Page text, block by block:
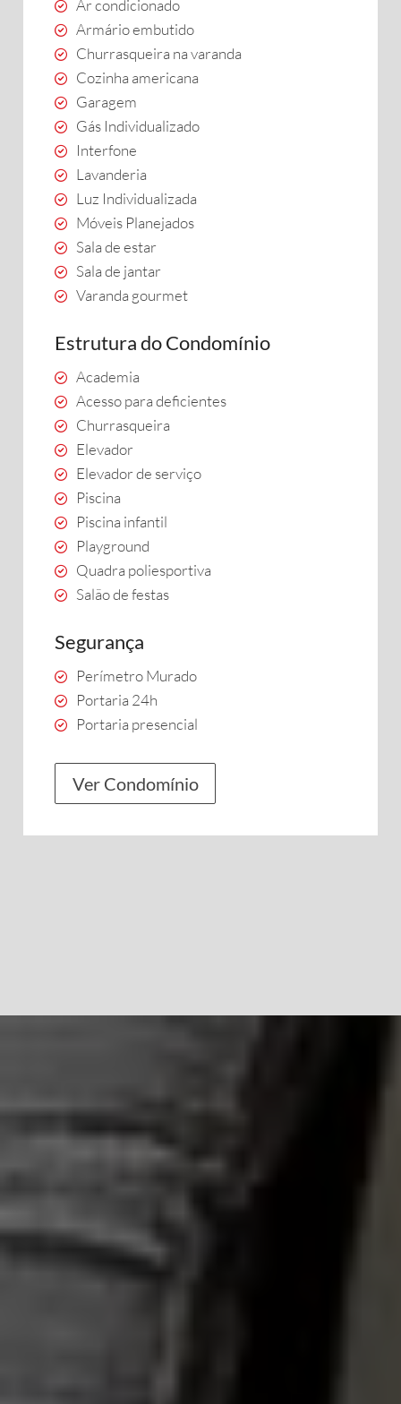
Ar condicionado
Armário embutido
Churrasqueira na varanda
Cozinha americana
Garagem
Gás Individualizado
Interfone
Lavanderia
Luz Individualizada
Móveis Planejados
Sala de estar
Sala de jantar
Varanda gourmet
Estrutura do Condomínio
Academia
Acesso para deficientes
Churrasqueira
Elevador
Elevador de serviço
Piscina
Piscina infantil
Playground
Quadra poliesportiva
Salão de festas
Segurança
Perímetro Murado
Portaria 24h
Portaria presencial
Ver Condomínio